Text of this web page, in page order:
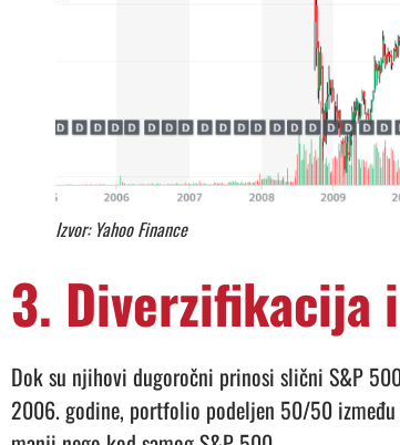
Izvor: Yahoo Finance
3. Diverzifikacija
Dok su njihovi dugoročni prinosi slični S&P
2006. godine, portfolio podeljen 50/50